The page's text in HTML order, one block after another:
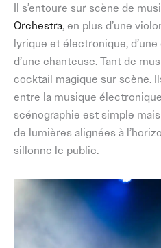
Il s’entoure sur scène de
Orchestra, en plus d’une
lyrique et électronique,
d’une chanteuse. Tant de
cocktail magique sur scène.
entre la musique
scénographie est simple
de lumières alignées à
sillonne le public.